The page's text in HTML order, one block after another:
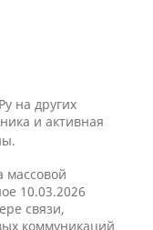
на других
и активная
массовой
10.03.2026
связи,
коммуникаций